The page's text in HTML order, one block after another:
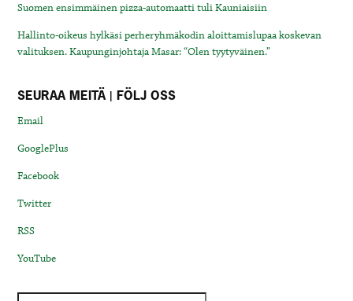
Suomen ensimmäinen pizza-automaatti tuli Kauniaisiin
Hallinto-oikeus hylkäsi perheryhmäkodin aloittamislupaa koskevan
valituksen. Kaupunginjohtaja Masar: “Olen tyytyväinen.”
SEURAA MEITÄ | FÖLJ OSS
Email
GooglePlus
Facebook
Twitter
RSS
YouTube